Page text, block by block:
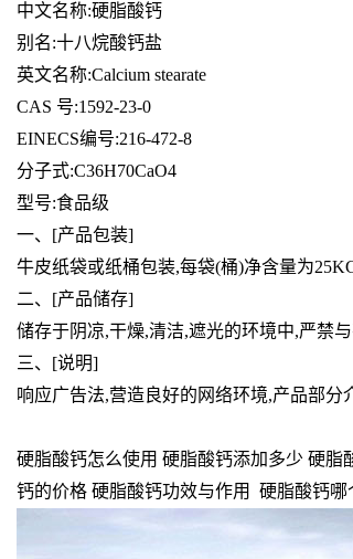
中文名称:硬脂酸钙
别名:十八烷酸钙盐
英文名称:Calcium stearate
CAS 号:1592-23-0
EINECS编号:216-472-8
分子式:C36H70CaO4
型号:食品级
一、 [产品包装]
牛皮纸袋或纸桶包装,每袋(桶)净含量为
二、 [产品储存]
储存于阴凉,干燥,清洁,遮光的环境中,严禁
三、[说明]
响应广告法,营造良好的网络环境,产品部分
硬脂酸钙怎么使用 硬脂酸钙添加多少 硬
钙的价格 硬脂酸钙功效与作用 硬脂酸钙哪